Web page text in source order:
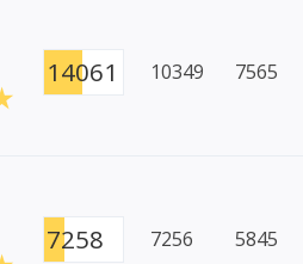
14061 10349 7565
7258 7256 5845